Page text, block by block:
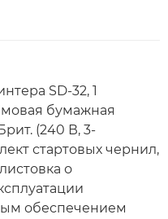
SD-32, 1
бумажная
(240 В, 3-
стартовых чернил,
о
обеспечением